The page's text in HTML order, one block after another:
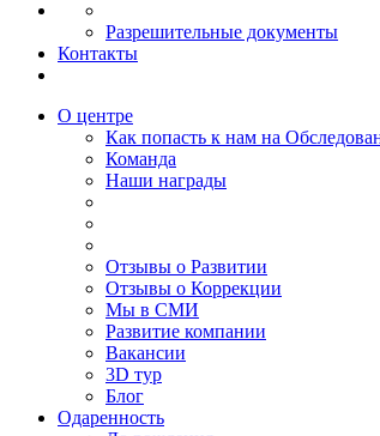
Разрешительные документы
Контакты
О центре
Как попасть к нам на
Команда
Наши награды
Отзывы о Развитии
Отзывы о Коррекции
Мы в СМИ
Развитие компании
Вакансии
3D тур
Блог
Одаренность